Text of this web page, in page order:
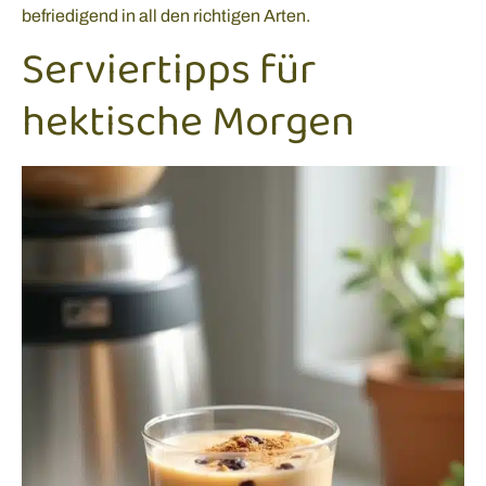
befriedigend in all den richtigen Arten.
Serviertipps für
hektische Morgen